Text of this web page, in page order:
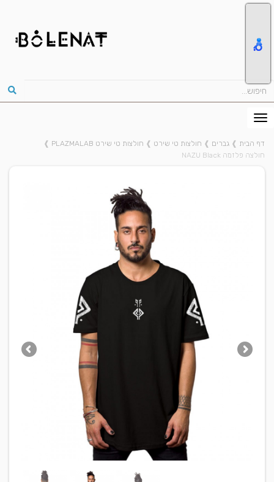
דף הבית ❱ גברים ❱ חולצות טי שירט ❱ חולצות טי שירט PLAZMALAB
❱
חולצה פלזמה NAZU Black